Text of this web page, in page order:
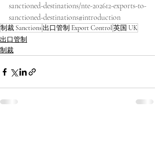
sanctioned-destinations/nte-202612-exports-to-
sanctioned-destinations#introduction
制裁 Sanctions出口管制 Export Control英国 UK
出口管制
制裁